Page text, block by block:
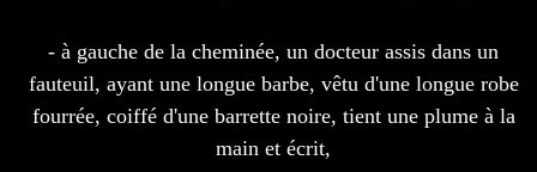
- à gauche de la cheminée, un docteur assis dans un
fauteuil, ayant une longue barbe, vêtu d'une longue robe
fourrée, coiffé d'une barrette noire, tient une plume à la
main et écrit,